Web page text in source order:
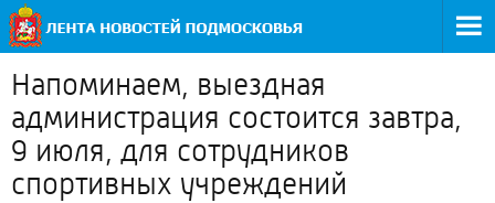
Напоминаем, выездная
администрация состоится завтра,
9 июля, для сотрудников
спортивных учреждений